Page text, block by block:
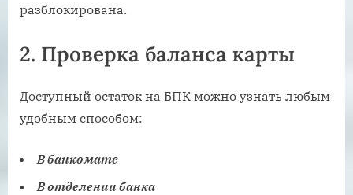
разблокирована.
2. Проверка баланса карты
Доступный остаток на БПК можно узнать любым
удобным способом:
В банкомате
В отделении банка